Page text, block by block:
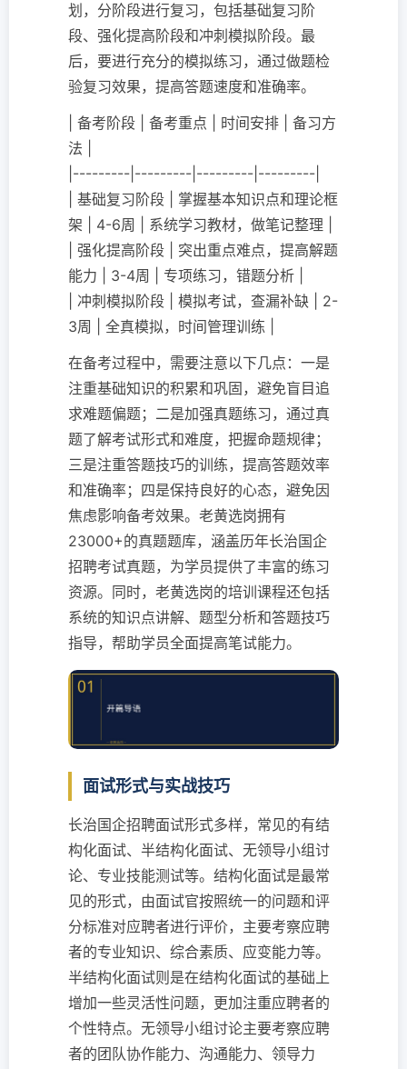
划，分阶段进行复习，包括基础复习阶
段、强化提高阶段和冲刺模拟阶段。最
后，要进行充分的模拟练习，通过做题检
验复习效果，提高答题速度和准确率。
| 备考阶段 | 备考重点 | 时间安排 | 备习方
法 |
|---------|---------|---------|---------|
| 基础复习阶段 | 掌握基本知识点和理论框
架 | 4-6周 | 系统学习教材，做笔记整理 |
| 强化提高阶段 | 突出重点难点，提高解题
能力 | 3-4周 | 专项练习，错题分析 |
| 冲刺模拟阶段 | 模拟考试，查漏补缺 | 2-
3周 | 全真模拟，时间管理训练 |
在备考过程中，需要注意以下几点：一是
注重基础知识的积累和巩固，避免盲目追
求难题偏题；二是加强真题练习，通过真
题了解考试形式和难度，把握命题规律；
三是注重答题技巧的训练，提高答题效率
和准确率；四是保持良好的心态，避免因
焦虑影响备考效果。老黄选岗拥有
23000+的真题题库，涵盖历年长治国企
招聘考试真题，为学员提供了丰富的练习
资源。同时，老黄选岗的培训课程还包括
系统的知识点讲解、题型分析和答题技巧
指导，帮助学员全面提高笔试能力。
面试形式与实战技巧
长治国企招聘面试形式多样，常见的有结
构化面试、半结构化面试、无领导小组讨
论、专业技能测试等。结构化面试是最常
见的形式，由面试官按照统一的问题和评
分标准对应聘者进行评价，主要考察应聘
者的专业知识、综合素质、应变能力等。
半结构化面试则是在结构化面试的基础上
增加一些灵活性问题，更加注重应聘者的
个性特点。无领导小组讨论主要考察应聘
者的团队协作能力、沟通能力、领导力